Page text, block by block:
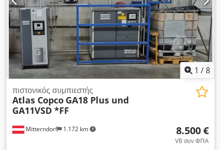
1 /8
Mitterndorf 1.172 km
πιστονικός συμπιεστής
Atlas Copco GA18 Plus und
GA11VSD *FF
8.500 €
VB συν ΦΠΑ